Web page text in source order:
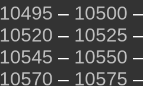
10495 – 10500
10520 – 10525
10545 – 10550
10570 – 10575